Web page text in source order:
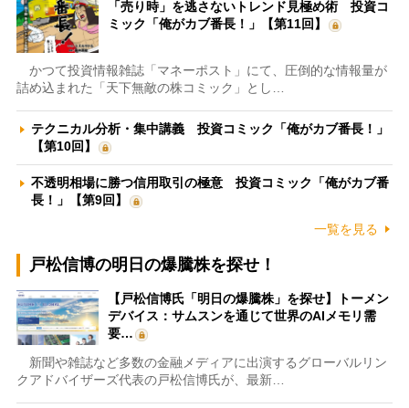
「売り時」を逃さないトレンド見極め術 投資コ
ミック「俺がカブ番長！」【第11回】
かつて投資情報雑誌「マネーポスト」にて、圧倒的な情報量が
詰め込まれた「天下無敵の株コミック」とし…
テクニカル分析・集中講義 投資コミック「俺がカブ番長！」
【第10回】
不透明相場に勝つ信用取引の極意 投資コミック「俺がカブ番
長！」【第9回】
一覧を見る
戸松信博の明日の爆騰株を探せ！
【戸松信博氏「明日の爆騰株」を探せ】トーメン
デバイス：サムスンを通じて世界のAIメモリ需
要…
新聞や雑誌など多数の金融メディアに出演するグローバルリン
クアドバイザーズ代表の戸松信博氏が、最新…